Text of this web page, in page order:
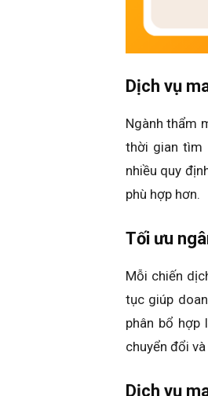
Dịch vụ
Ngành thẩm
thời gian tìm
nhiều quy
phù hợp hơn.
Tối ưu
Mỗi chiến
tục giúp
phân bổ hợp
chuyển đổi
Dịch vụ